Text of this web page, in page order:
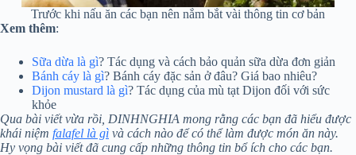
Trước khi nấu ăn các bạn nên nắm bắt vài thông tin cơ bản
Xem thêm:
Sữa dừa là gì? Tác dụng và cách bảo quản sữa dừa đơn giản
Bánh cáy là gì? Bánh cáy đặc sản ở đâu? Giá bao nhiêu?
Dijon mustard là gì? Tác dụng của mù tạt Dijon đối với sức
khỏe
Qua bài viết vừa rồi, DINHNGHIA mong rằng các bạn đã hiểu được
khái niệm falafel là gì và cách nào để có thể làm được món ăn này.
Hy vọng bài viết đã cung cấp những thông tin bổ ích cho các bạn.